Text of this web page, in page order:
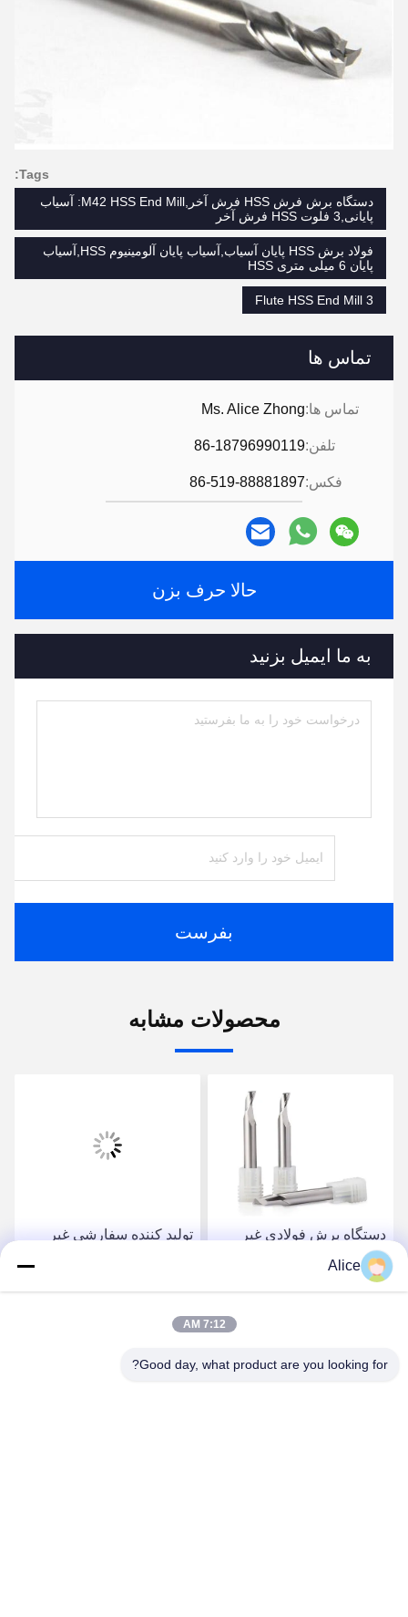
تماس ها
تماس ها:Ms. Alice Zhong
تلفن:86-18796990119
فکس:86-519-88881897
حالا حرف بزن
به ما ایمیل بزنید
بفرست
Tags:
دستگاه برش فرش HSS فرش آخر,M42 HSS End Mill: آسیاب
پایانی,3 فلوت HSS فرش آخر
فولاد برش HSS پایان آسیاب,آسیاب پایان آلومینیوم HSS,آسیاب
پایان 6 میلی متری HSS
3 Flute HSS End Mill
محصولات مشابه
دستگاه برش فولادی غیر
سرعت بالا فولادی با سرعت
بهترین قیمت رو بدست
بیار
تولید کننده سفارشی غیر
Alice
7:12 AM
Good day, what product are you looking for?